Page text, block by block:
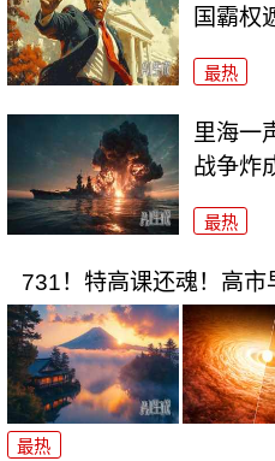
国霸权
最热
里海一
战争炸
最热
731！特高课还魂！高
最热